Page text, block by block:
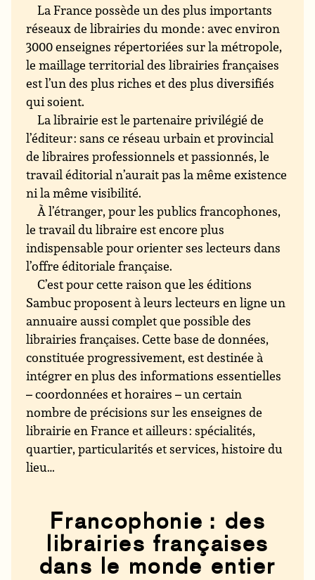
La France possède un des plus importants
réseaux de librairies du monde : avec environ
3000 enseignes répertoriées sur la métropole,
le maillage territorial des librairies françaises
est l’un des plus riches et des plus diversifiés
qui soient.
La librairie est le partenaire privilégié de
l’éditeur : sans ce réseau urbain et provincial
de libraires professionnels et passionnés, le
travail éditorial n’aurait pas la même existence
ni la même visibilité.
À l’étranger, pour les publics francophones,
le travail du libraire est encore plus
indispensable pour orienter ses lecteurs dans
l’offre éditoriale française.
C’est pour cette raison que les éditions
Sambuc proposent à leurs lecteurs en ligne un
annuaire aussi complet que possible des
librairies françaises. Cette base de données,
constituée progressivement, est destinée à
intégrer en plus des informations essentielles
– coordonnées et horaires – un certain
nombre de précisions sur les enseignes de
librairie en France et ailleurs : spécialités,
quartier, particularités et services, histoire du
lieu…
Francophonie : des
librairies françaises
dans le monde entier